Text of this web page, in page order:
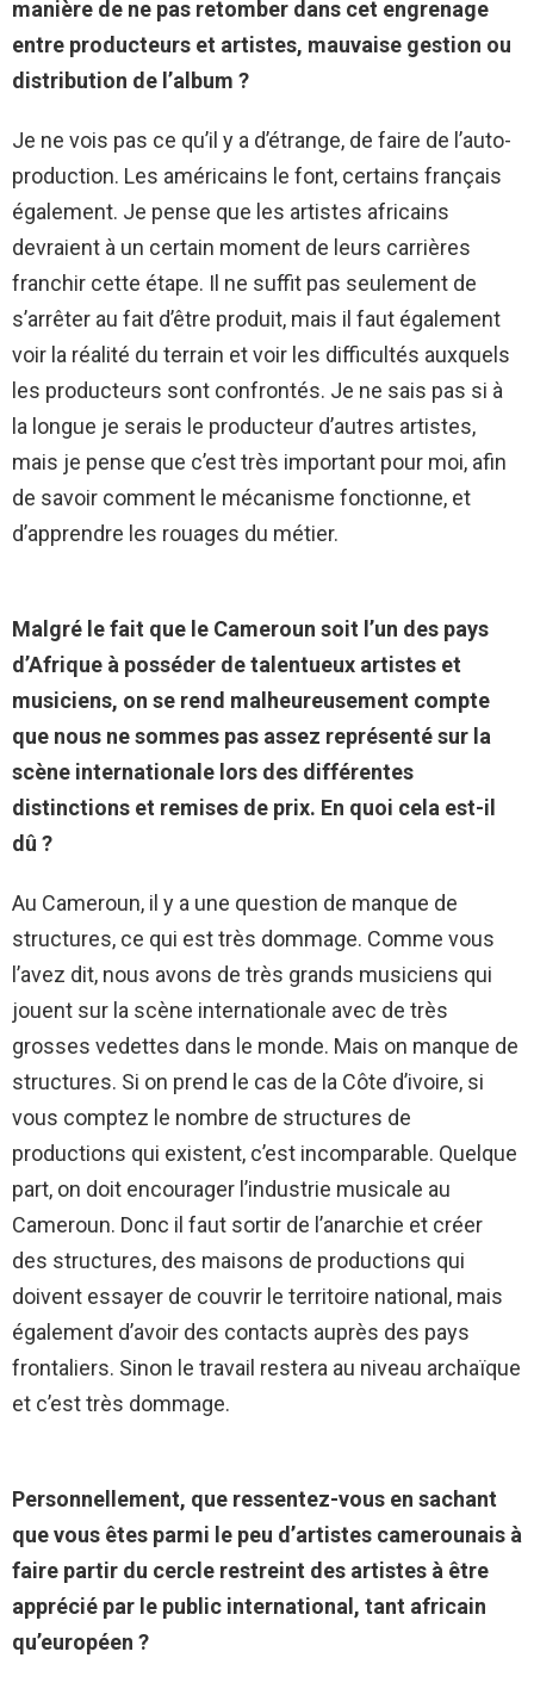
manière de ne pas retomber dans cet engrenage
entre producteurs et artistes, mauvaise gestion ou
distribution de l’album ?
Je ne vois pas ce qu’il y a d’étrange, de faire de l’auto-
production. Les américains le font, certains français
également. Je pense que les artistes africains
devraient à un certain moment de leurs carrières
franchir cette étape. Il ne suffit pas seulement de
s’arrêter au fait d’être produit, mais il faut également
voir la réalité du terrain et voir les difficultés auxquels
les producteurs sont confrontés. Je ne sais pas si à
la longue je serais le producteur d’autres artistes,
mais je pense que c’est très important pour moi, afin
de savoir comment le mécanisme fonctionne, et
d’apprendre les rouages du métier.
Malgré le fait que le Cameroun soit l’un des pays
d’Afrique à posséder de talentueux artistes et
musiciens, on se rend malheureusement compte
que nous ne sommes pas assez représenté sur la
scène internationale lors des différentes
distinctions et remises de prix. En quoi cela est-il
dû ?
Au Cameroun, il y a une question de manque de
structures, ce qui est très dommage. Comme vous
l’avez dit, nous avons de très grands musiciens qui
jouent sur la scène internationale avec de très
grosses vedettes dans le monde. Mais on manque de
structures. Si on prend le cas de la Côte d’ivoire, si
vous comptez le nombre de structures de
productions qui existent, c’est incomparable. Quelque
part, on doit encourager l’industrie musicale au
Cameroun. Donc il faut sortir de l’anarchie et créer
des structures, des maisons de productions qui
doivent essayer de couvrir le territoire national, mais
également d’avoir des contacts auprès des pays
frontaliers. Sinon le travail restera au niveau archaïque
et c’est très dommage.
Personnellement, que ressentez-vous en sachant
que vous êtes parmi le peu d’artistes camerounais à
faire partir du cercle restreint des artistes à être
apprécié par le public international, tant africain
qu’européen ?